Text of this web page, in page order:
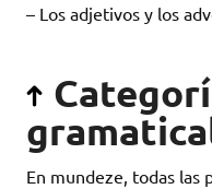
– Los adjetivos y los
En mundeze, todas las